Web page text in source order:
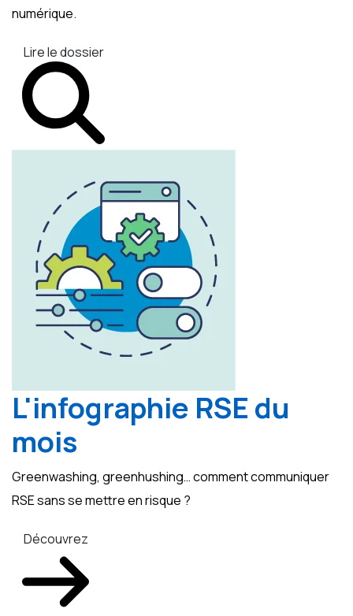
numérique.
Lire le dossier
L'infographie RSE du
mois
Greenwashing, greenhushing… comment communiquer
RSE sans se mettre en risque ?
Découvrez